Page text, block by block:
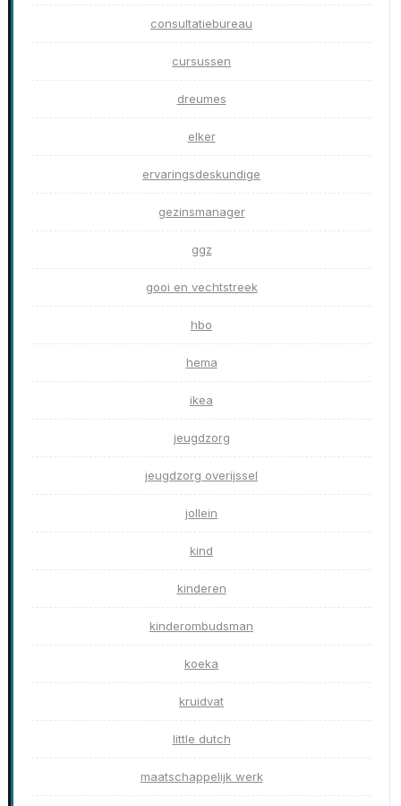
consultatiebureau
cursussen
dreumes
elker
ervaringsdeskundige
gezinsmanager
ggz
gooi en vechtstreek
hbo
hema
ikea
jeugdzorg
jeugdzorg overijssel
jollein
kind
kinderen
kinderombudsman
koeka
kruidvat
little dutch
maatschappelijk werk